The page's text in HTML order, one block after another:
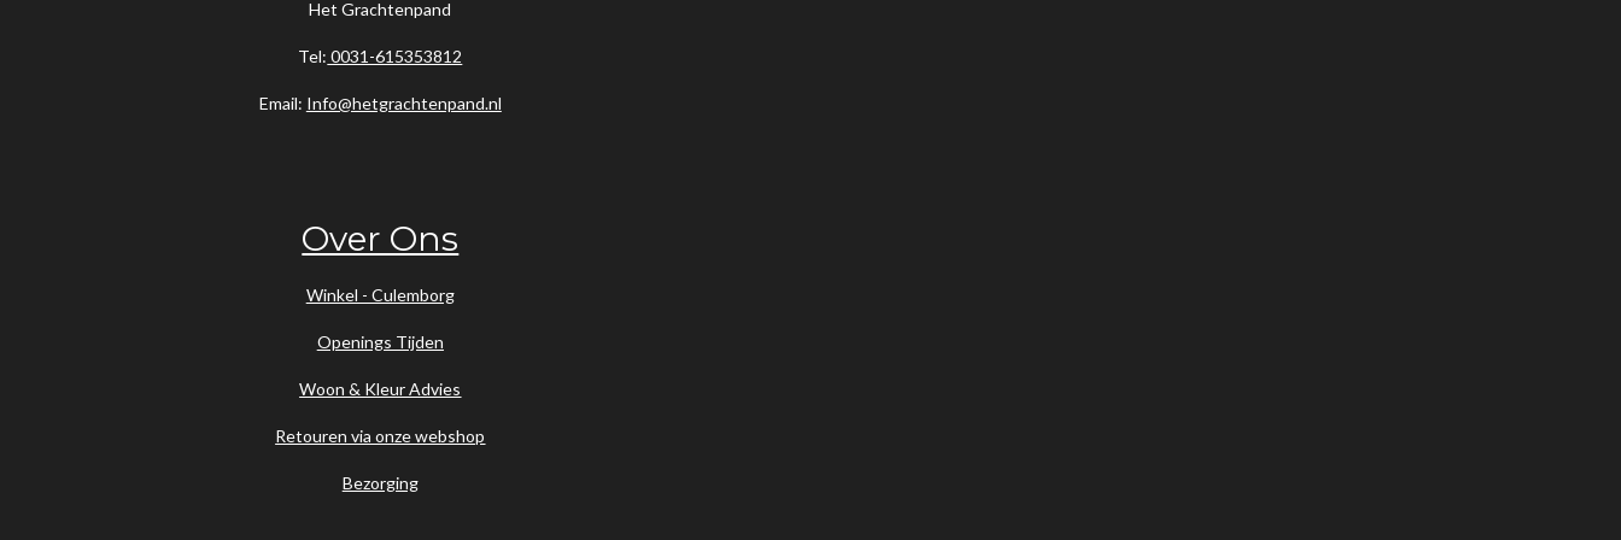
Het Grachtenpand
Tel: 0031-615353812
Email: Info@hetgrachtenpand.nl
Over Ons
Winkel - Culemborg
Openings Tijden
Woon & Kleur Advies
Retouren via onze webshop
Bezorging